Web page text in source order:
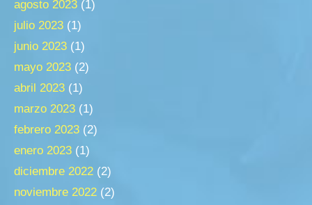
agosto 2023 (1)
julio 2023 (1)
junio 2023 (1)
mayo 2023 (2)
abril 2023 (1)
marzo 2023 (1)
febrero 2023 (2)
enero 2023 (1)
diciembre 2022 (2)
noviembre 2022 (2)